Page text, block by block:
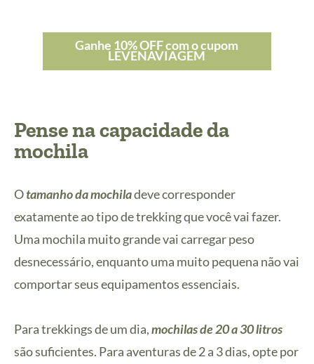
Ganhe 10% OFF com o cupom
LEVENAVIAGEM
Pense na capacidade da
mochila
Otamanho da mochiladeve corresponder
exatamente ao tipo de trekking que você vai fazer.
Uma mochila muito grande vai carregar peso
desnecessário, enquanto uma muito pequena não vai
comportar seus equipamentos essenciais.
Para trekkings de um dia,mochilas de 20 a 30 litros
são suficientes. Para aventuras de 2 a 3 dias, opte por